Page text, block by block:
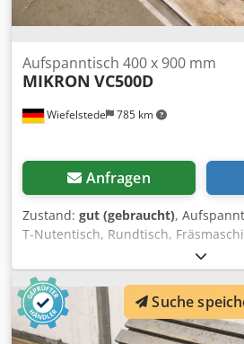
Wiefelstede 785 km
Aufspanntisch 400 x 900 mm
MIKRON VC500D
Anfragen
Zustand: gut (gebraucht),
T-Nutentisch, Rundtisch,
MIKRON, Fräsmaschinentisch T-
Bearbeitugszentrum Typ VC500D
Tischfläche: 400 x 900 mm -T
Nutenabstand 125 mm -
400/900/H175 mm -Gewicht: 288 kg
Suche